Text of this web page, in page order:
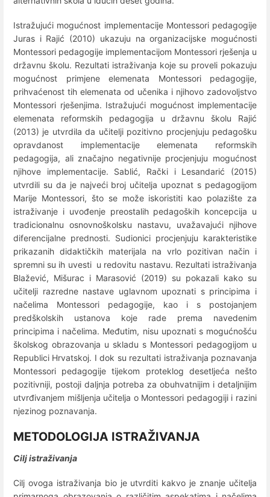
Istražujući mogućnost implementacije Montessori pedagogije
Juras i Rajić (2010) ukazuju na organizacijske mogućnosti
Montessori pedagogije implementacijom Montessori rješenja u
državnu školu. Rezultati istraživanja koje su proveli pokazuju
mogućnost primjene elemenata Montessori pedagogije,
prihvaćenost tih elemenata od učenika i njihovo zadovoljstvo
Montessori rješenjima. Istražujući mogućnost implementacije
elemenata reformskih pedagogija u državnu školu Rajić
(2013) je utvrdila da učitelji pozitivno procjenjuju pedagošku
opravdanost implementacije elemenata reformskih
pedagogija, ali značajno negativnije procjenjuju mogućnost
njihove implementacije. Sablić, Rački i Lesandarić (2015)
utvrdili su da je najveći broj učitelja upoznat s pedagogijom
Marije Montessori, što se može iskoristiti kao polazište za
istraživanje i uvođenje preostalih pedagoških koncepcija u
tradicionalnu osnovnoškolsku nastavu, uvažavajući njihove
diferencijalne prednosti. Sudionici procjenjuju karakteristike
prikazanih didaktičkih materijala na vrlo pozitivan način i
spremni su ih uvesti u redovitu nastavu. Rezultati istraživanja
Blažević, Mišurac i Marasović (2019) su pokazali kako su
učitelji razredne nastave uglavnom upoznati s principima i
načelima Montessori pedagogije, kao i s postojanjem
predškolskih ustanova koje rade prema navedenim
principima i načelima. Međutim, nisu upoznati s mogućnošću
školskog obrazovanja u skladu s Montessori pedagogijom u
Republici Hrvatskoj. I dok su rezultati istraživanja poznavanja
Montessori pedagogije tijekom proteklog desetljeća nešto
pozitivniji, postoji daljnja potreba za obuhvatnijim i detaljnijim
utvrđivanjem mišljenja učitelja o Montessori pedagogiji i razini
njezinog poznavanja.
METODOLOGIJA ISTRAŽIVANJA
Cilj istraživanja
Cilj ovoga istraživanja bio je utvrditi kakvo je znanje učitelja